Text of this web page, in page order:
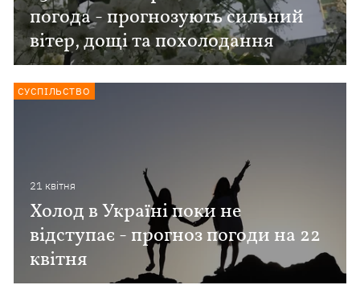
погода - прогнозують сильний
вітер, дощі та похолодання
21 квiтня
Холод в Україні поки не
відступає - прогноз погоди на 22
квітня
СУСПІЛЬСТВО